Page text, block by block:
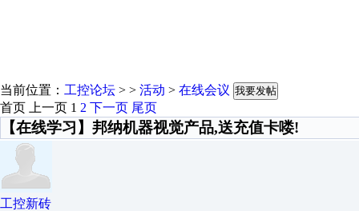
当前位置： 工控论坛 > > 活动 > 在线会议 我要发帖
首页 上一页 1 2 下一页 尾页
【在线学习】邦纳机器视觉产品,送充值卡喽!
工控新砖